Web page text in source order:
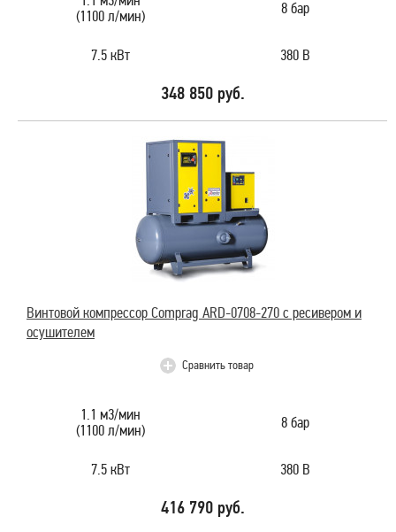
(1100 л/мин)
8 бар
7.5 кВт 380 В
348 850 руб.
Винтовой компрессор Comprag ARD-0708-270 с ресивером и
осушителем
Сравнить товар
1.1 м3/мин
(1100 л/мин)
8 бар
7.5 кВт 380 В
416 790 руб.